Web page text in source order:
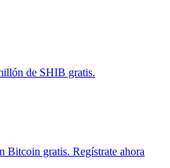
de SHIB gratis.
Bitcoin gratis. Regístrate ahora